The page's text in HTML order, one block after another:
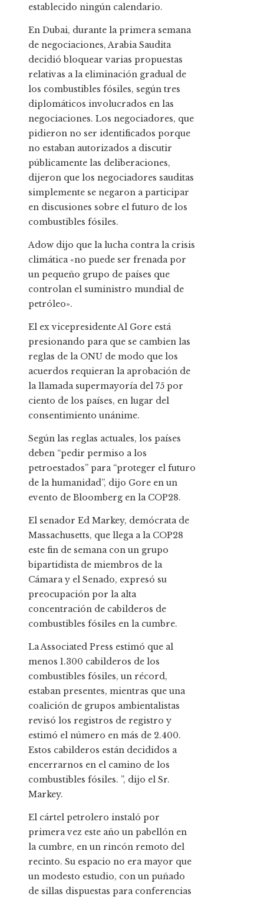
establecido ningún calendario.
En Dubai, durante la primera semana
de negociaciones, Arabia Saudita
decidió bloquear varias propuestas
relativas a la eliminación gradual de
los combustibles fósiles, según tres
diplomáticos involucrados en las
negociaciones. Los negociadores, que
pidieron no ser identificados porque
no estaban autorizados a discutir
públicamente las deliberaciones,
dijeron que los negociadores sauditas
simplemente se negaron a participar
en discusiones sobre el futuro de los
combustibles fósiles.
Adow dijo que la lucha contra la crisis
climática «no puede ser frenada por
un pequeño grupo de países que
controlan el suministro mundial de
petróleo».
El ex vicepresidente Al Gore está
presionando para que se cambien las
reglas de la ONU de modo que los
acuerdos requieran la aprobación de
la llamada supermayoría del 75 por
ciento de los países, en lugar del
consentimiento unánime.
Según las reglas actuales, los países
deben “pedir permiso a los
petroestados” para “proteger el futuro
de la humanidad”, dijo Gore en un
evento de Bloomberg en la COP28.
El senador Ed Markey, demócrata de
Massachusetts, que llega a la COP28
este fin de semana con un grupo
bipartidista de miembros de la
Cámara y el Senado, expresó su
preocupación por la alta
concentración de cabilderos de
combustibles fósiles en la cumbre.
La Associated Press estimó que al
menos 1.300 cabilderos de los
combustibles fósiles, un récord,
estaban presentes, mientras que una
coalición de grupos ambientalistas
revisó los registros de registro y
estimó el número en más de 2.400.
Estos cabilderos están decididos a
encerrarnos en el camino de los
combustibles fósiles. ”, dijo el Sr.
Markey.
El cártel petrolero instaló por
primera vez este año un pabellón en
la cumbre, en un rincón remoto del
recinto. Su espacio no era mayor que
un modesto estudio, con un puñado
de sillas dispuestas para conferencias